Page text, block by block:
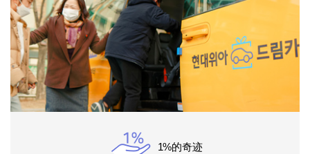
1%的奇迹